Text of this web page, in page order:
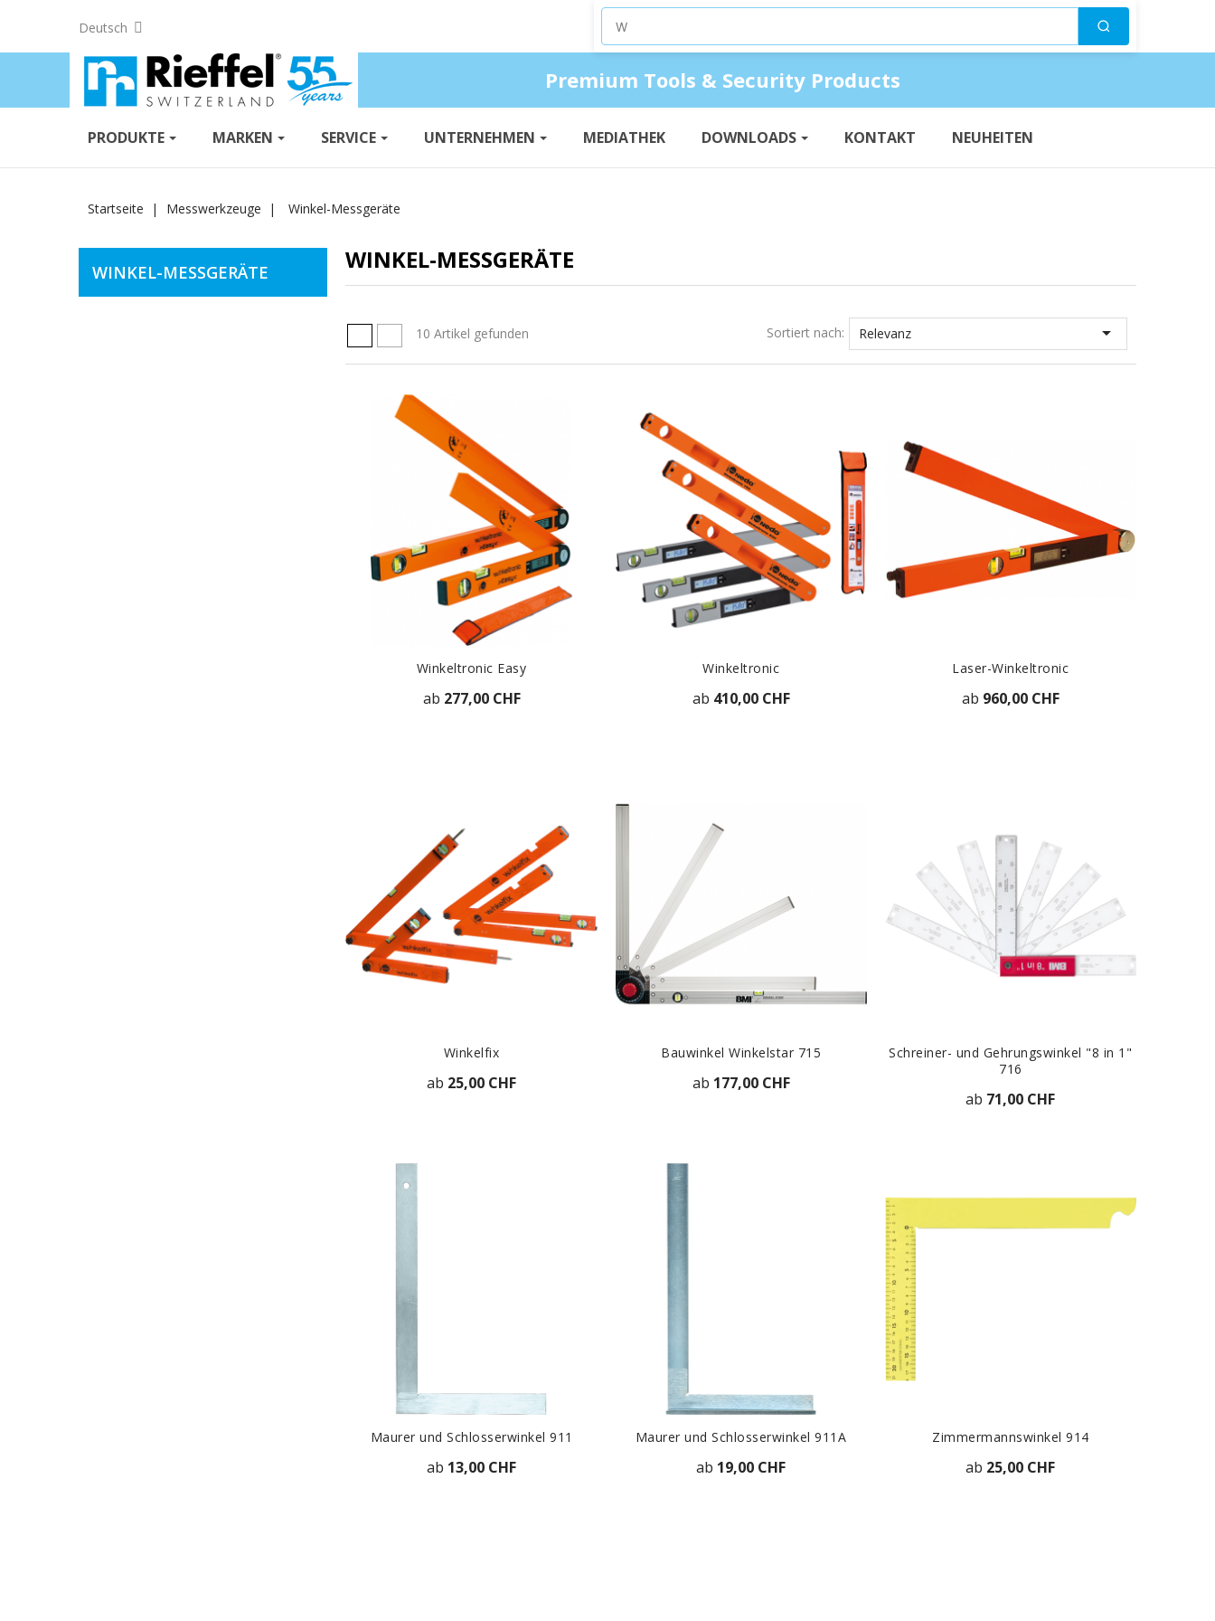
Deutsch Produkte suchen Suchen
Premium Tools & Security Products
PRODUKTE MARKEN SERVICE UNTERNEHMEN MEDIATHEK DOWNLOADS KONTAKT NEUHEITEN
Startseite Messwerkzeuge Winkel-Messgeräte
WINKEL-MESSGERÄTE WINKEL-MESSGERÄTE
10 Artikel gefunden Sortiert nach: Relevanz 
Winkeltronic Easy
ab 277,00 CHF
Winkeltronic
ab 410,00 CHF
Laser-Winkeltronic
ab 960,00 CHF
Winkelfix
ab 25,00 CHF
Bauwinkel Winkelstar 715
ab 177,00 CHF
Schreiner- und Gehrungswinkel "8 in 1"
716
ab 71,00 CHF
Maurer und Schlosserwinkel 911
ab 13,00 CHF
Maurer und Schlosserwinkel 911A
ab 19,00 CHF
Zimmermannswinkel 914
ab 25,00 CHF